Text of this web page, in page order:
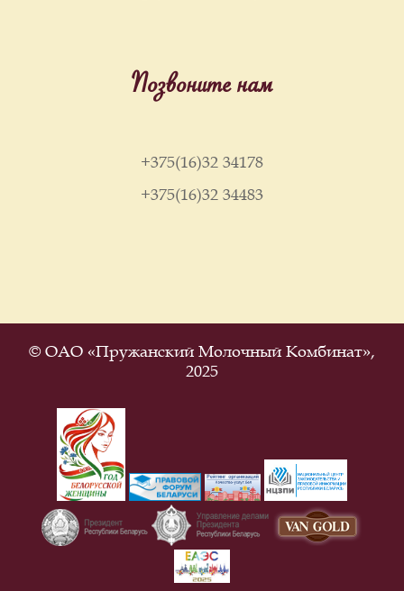
Позвоните нам
+375(16)32 34178
+375(16)32 34483
© ОАО «Пружанский Молочный Комбинат»,
2025